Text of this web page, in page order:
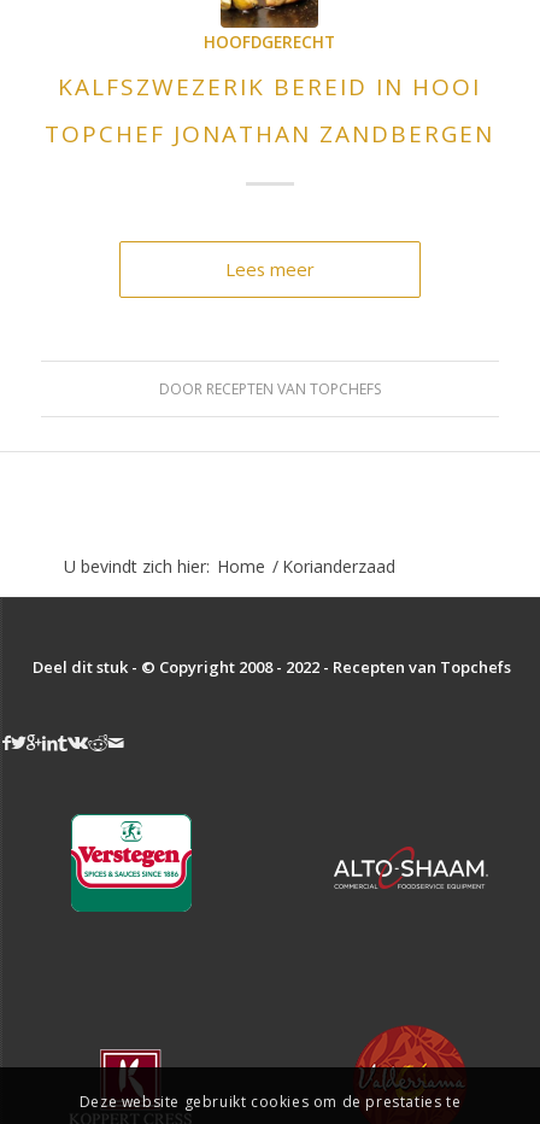
HOOFDGERECHT
KALFSZWEZERIK BEREID IN HOOI
TOPCHEF JONATHAN ZANDBERGEN
Lees meer
DOOR RECEPTEN VAN TOPCHEFS
U bevindt zich hier: Home / Korianderzaad
Deel dit stuk - © Copyright 2008 - 2022 - Recepten van Topchefs
Deze website gebruikt cookies om de prestaties te